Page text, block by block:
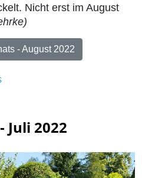
Nicht erst im August
- August 2022
Juli 2022